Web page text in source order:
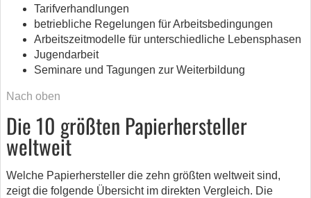
Tarifverhandlungen
betriebliche Regelungen für Arbeitsbedingungen
Arbeitszeitmodelle für unterschiedliche Lebensphasen
Jugendarbeit
Seminare und Tagungen zur Weiterbildung
Nach oben
Die 10 größten Papierhersteller
weltweit
Welche Papierhersteller die zehn größten weltweit sind,
zeigt die folgende Übersicht im direkten Vergleich. Die